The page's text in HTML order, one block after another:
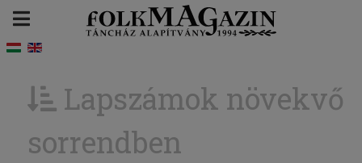
Lapszámok növekvő
sorrendben